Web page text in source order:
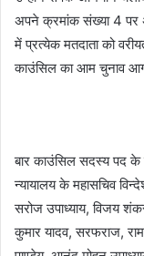
अपने क्रमांक संख्या 4 पर
में प्रत्येक मतदाता को
काउंसिल का आम चुनाव
बार काउंसिल सदस्य पद के
न्यायालय के महासचिव
सरोज उपाध्याय, विजय
कुमार यादव, सरफराज,